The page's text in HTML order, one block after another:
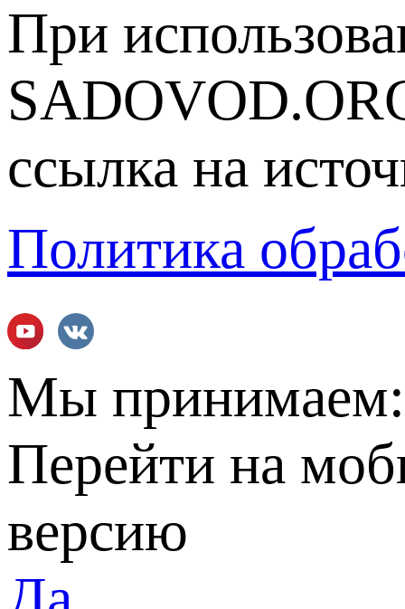
При
ссылка на
Политика
Мы
Перейти на
версию